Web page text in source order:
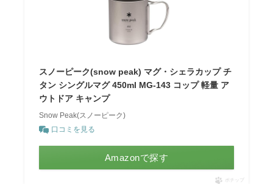
スノーピーク(snow peak) マグ・シェラカップ チ
タン シングルマグ 450ml MG-143 コップ 軽量 ア
ウトドア キャンプ
Snow Peak(スノーピーク)
口コミを見る
Amazonで探す
ポチップ